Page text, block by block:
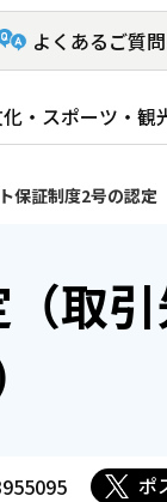
よくあるご質問
・スポーツ・観
保証制度2号の認
取
ポ